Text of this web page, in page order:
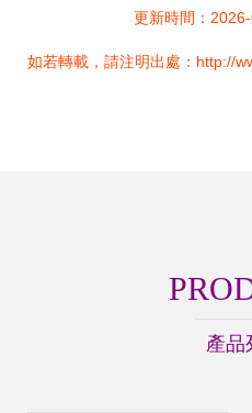
更新時間：
如若轉載，請注明出處：http://
產品